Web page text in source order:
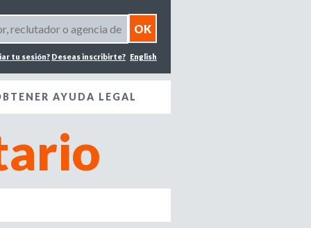
English
tu sesión? Deseas inscribirte?
AYUDA LEGAL